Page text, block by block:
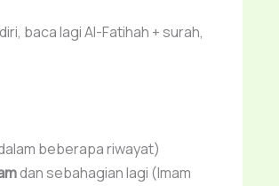
baca lagi Al-Fatihah + surah,
beberapa riwayat)
dan sebahagian lagi (Imam